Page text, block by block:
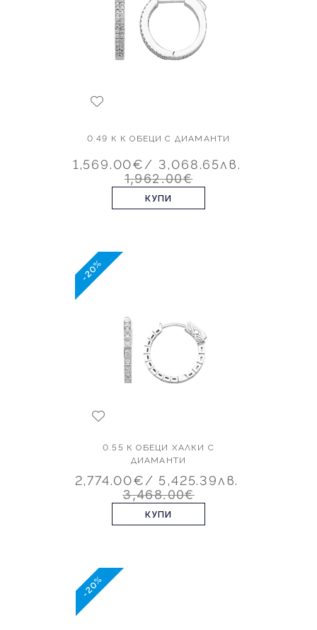
0.49 К К ОБЕЦИ С ДИАМАНТИ
1,569.00€/ 3,068.65лв.
1,962.00€
КУПИ
-20%
0.55 К ОБЕЦИ ХАЛКИ С
ДИАМАНТИ
2,774.00€/ 5,425.39лв.
3,468.00€
КУПИ
-20%